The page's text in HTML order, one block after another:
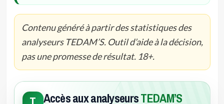
Contenu généré à partir des statistiques des
analyseurs TEDAM’S. Outil d’aide à la décision,
pas une promesse de résultat. 18+.
Accès aux analyseursTEDAM’S